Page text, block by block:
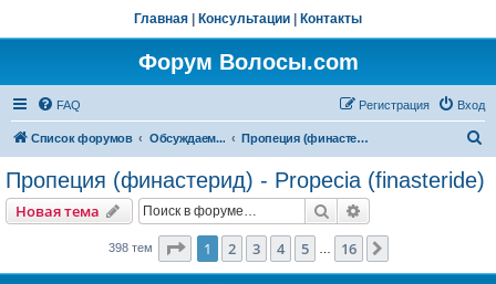
Главная Консультации Контакты
Форум Волосы.com
FAQ Вход
Регистрация
Список форумов Обсуждаем... Пропеция (финастерид) - Propecia (finasteride)
Пропеция (финастерид) - Propecia (finasteride)
Новая тема Поиск
398 тем Страница из 16
1 2 3 4 5 16